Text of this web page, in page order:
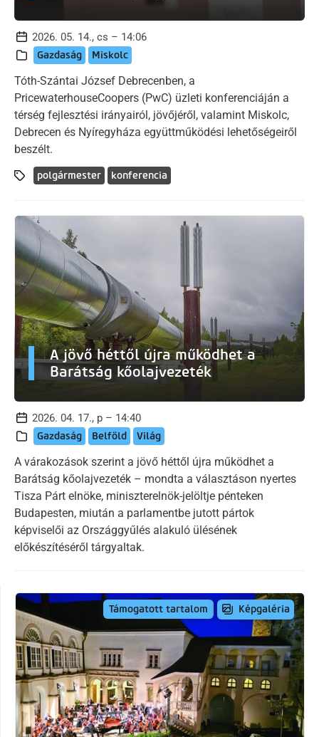
2026. 05. 14., cs – 14:06
Gazdaság Miskolc
Tóth-Szántai József Debrecenben, a
PricewaterhouseCoopers (PwC) üzleti konferenciáján a
térség fejlesztési irányairól, jövőjéről, valamint Miskolc,
Debrecen és Nyíregyháza együttműködési lehetőségeiről
beszélt.
polgármester konferencia
A jövő héttől újra működhet a
Barátság kőolajvezeték
2026. 04. 17., p – 14:40
Gazdaság Belföld Világ
A várakozások szerint a jövő héttől újra működhet a
Barátság kőolajvezeték – mondta a választáson nyertes
Tisza Párt elnöke, miniszterelnök-jelöltje pénteken
Budapesten, miután a parlamentbe jutott pártok
képviselői az Országgyűlés alakuló ülésének
előkészítéséről tárgyaltak.
Támogatott tartalom Képgaléria